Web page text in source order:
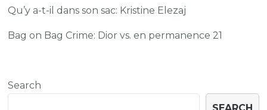
Qu’y a-t-il dans son sac: Kristine Elezaj
Bag on Bag Crime: Dior vs. en permanence 21
Search